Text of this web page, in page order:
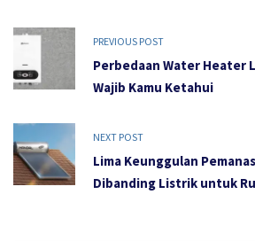
PREVIOUS POST
Perbedaan Water Heater
Wajib Kamu Ketahui
NEXT POST
Lima Keunggulan
Dibanding Listrik untuk